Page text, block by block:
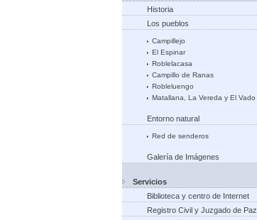
Historia
Los pueblos
Campillejo
El Espinar
Roblelacasa
Campillo de Ranas
Robleluengo
Matallana, La Vereda y El Vado
Entorno natural
Red de senderos
Galería de Imágenes
Servicios
Biblioteca y centro de Internet
Registro Civil y Juzgado de Paz